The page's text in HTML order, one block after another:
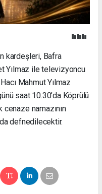
kardeşleri, Bafra
Yılmaz ile televizyoncu
Mahmut Yılmaz
saat 10.30’da Köprülü
cenaze namazının
defnedilecektir.